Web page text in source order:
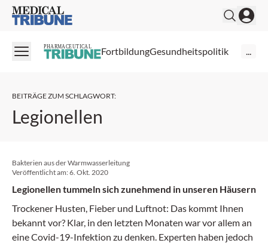
Medical Tribune
PHARMACEUTICAL FortbildungGesundheitspolitik ...
BEITRÄGE ZUM SCHLAGWORT:
Legionellen
Bakterien aus der Warmwasserleitung
Veröffentlicht am:6. Okt. 2020
Legionellen tummeln sich zunehmend in unseren Häusern
Trockener Husten, Fieber und Luftnot: Das kommt Ihnen
bekannt vor? Klar, in den letzten Monaten war vor allem an
eine Covid-19-Infektion zu denken. Experten haben jedoch